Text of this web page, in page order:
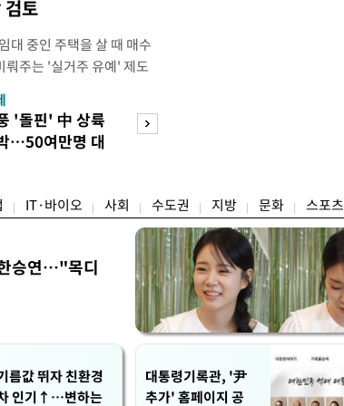
토
대 중인 주택을 살 때 매수
뤄주는 '실거주 유예' 제도
토 중인 것으로 알려졌다.
서 다주택자의 매도를 유
시 완화한 만큼, 매수자의
해주겠다는 취지인 것으
'돌핀' 中 상륙
…50여만명 대
IT·바이오 사회 수도권 지방 문화 스포츠
승연…"목디
름값 뛰자 친환경
인기↑…변하는
대통령기록관, '尹
추가' 홈페이지 공